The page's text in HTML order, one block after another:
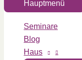
Hauptmenü
Seminare
Blog
Haus